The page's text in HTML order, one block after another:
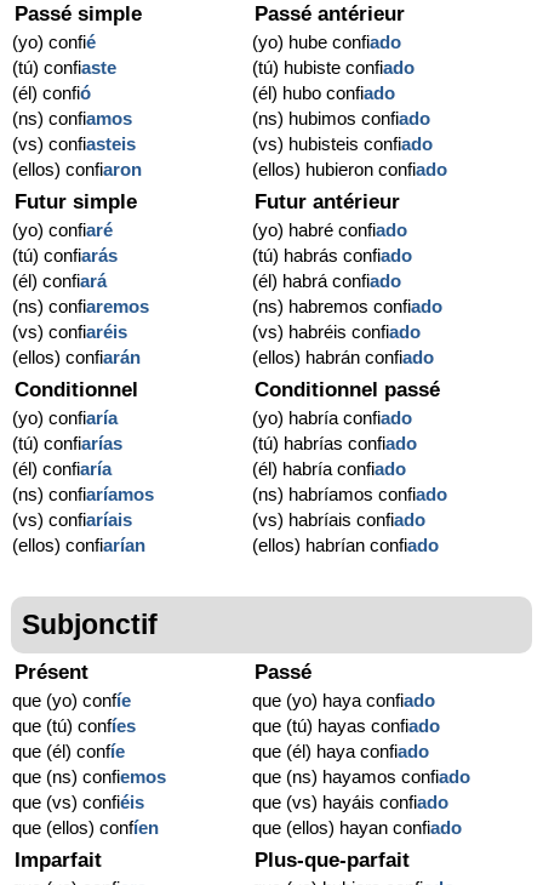
Passé simple
(yo) confié
(tú) confiaste
(él) confió
(ns) confiamos
(vs) confiasteis
(ellos) confiaron
Passé antérieur
(yo) hube confiado
(tú) hubiste confiado
(él) hubo confiado
(ns) hubimos confiado
(vs) hubisteis confiado
(ellos) hubieron confiado
Futur simple
(yo) confiaré
(tú) confiarás
(él) confiará
(ns) confiaremos
(vs) confiaréis
(ellos) confiarán
Futur antérieur
(yo) habré confiado
(tú) habrás confiado
(él) habrá confiado
(ns) habremos confiado
(vs) habréis confiado
(ellos) habrán confiado
Conditionnel
(yo) confiaría
(tú) confiarías
(él) confiaría
(ns) confiaríamos
(vs) confiaríais
(ellos) confiarían
Conditionnel passé
(yo) habría confiado
(tú) habrías confiado
(él) habría confiado
(ns) habríamos confiado
(vs) habríais confiado
(ellos) habrían confiado
Subjonctif
Présent
que (yo) confíe
que (tú) confíes
que (él) confíe
que (ns) confiemos
que (vs) confiéis
que (ellos) confíen
Passé
que (yo) haya confiado
que (tú) hayas confiado
que (él) haya confiado
que (ns) hayamos confiado
que (vs) hayáis confiado
que (ellos) hayan confiado
Imparfait Plus-que-parfait